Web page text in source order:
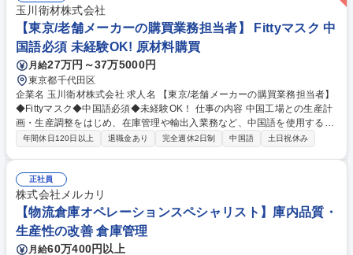
析書、EPA等）の準備や期限管理 ■チーズ関税割当申請、塩漬けいわしの
通関実績報告など官公庁対応 ■システムへの入庫・請求書処理、通関書類
等のファイリング ■入荷不足や破損発生時の現地サプライヤー問い合わ
せ・調整 募集職種 【貿易実務/輸入管理】イタリア食品専老舗商社/年休12
2日/イタリア旅行補助有
玉川衛材株式会社
【東京/老舗メーカーの購買業務担当者】 Fittyマスク 中
国語必須 未経験OK! 原材料購買
月給27万円～37万5000円
東京都千代田区
企業名 玉川衛材株式会社 求人名 【東京/老舗メーカーの購買業務担当者】
◆Fittyマスク◆中国語必須◆未経験OK！ 仕事の内容 中国工場との生産計
画・生産調整をはじめ、在庫管理や輸出入業務など、中国語を使用する購
買関連業務全般をご担当いただきます。未経験の方も安心の環境で、徐々
産調整（生産、原価、納期） ■輸出入事務処理全般 ■製品や資材の在庫管
理 ■納期や品質に関するトラブル発生時の対応と改善提案 中国語を用いた
コミュニケーションがメインとなります。 最初は先輩社員が丁寧に指導
し、徐々に業務をお任せしていくので未経験の方も安心してスタートでき
ます。 募集職種 【東京/老舗メーカーの購買業務担当者】◆Fittyマスク◆
中国語必須◆未経験OK！
年間休日120日以上 退職金あり 完全週休2日制 中国語 土日祝休み
正社員
株式会社メルカリ
【物流倉庫オペレーションスペシャリスト】庫内品質・
生産性の改善 倉庫管理
月給60万400円以上